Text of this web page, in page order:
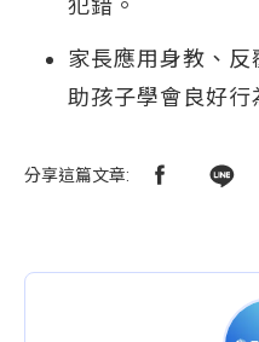
犯錯。
家長應用身教、
助孩子學會良好行
分享這篇文章: